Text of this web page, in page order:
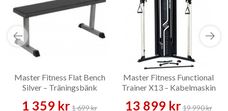
Master Fitness Flat Bench
Silver – Träningsbänk
1 359 kr1 699 kr
Master Fitness Functional
Trainer X13 – Kabelmaskin
13 899 kr19 990 kr